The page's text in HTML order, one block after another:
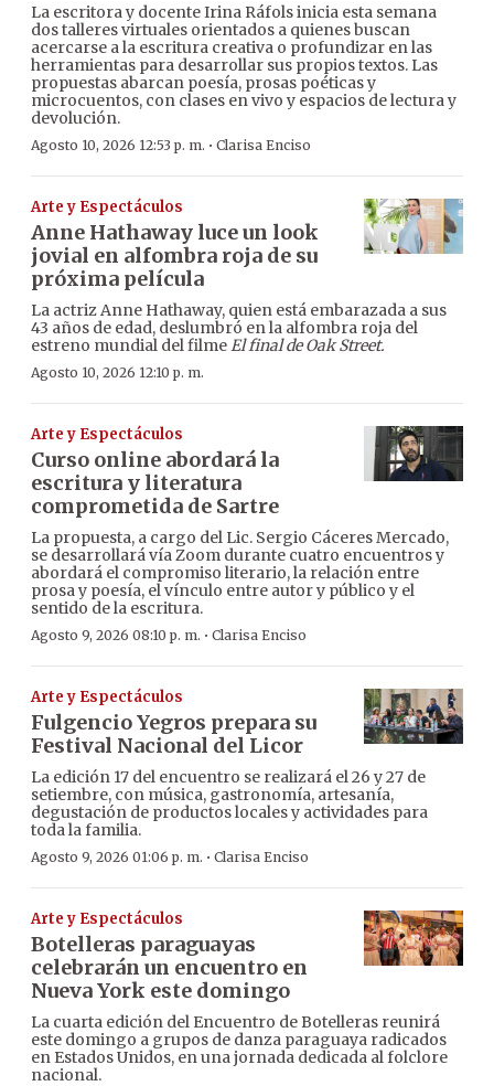
La escritora y docente Irina Ráfols inicia esta semana
dos talleres virtuales orientados a quienes buscan
acercarse a la escritura creativa o profundizar en las
herramientas para desarrollar sus propios textos. Las
propuestas abarcan poesía, prosas poéticas y
microcuentos, con clases en vivo y espacios de lectura y
devolución.
Agosto 10, 2026 12:53 p. m. · Clarisa Enciso
Arte y Espectáculos
Anne Hathaway luce un look
jovial en alfombra roja de su
próxima película
La actriz Anne Hathaway, quien está embarazada a sus
43 años de edad, deslumbró en la alfombra roja del
estreno mundial del filmeEl final de Oak Street.
Agosto 10, 2026 12:10 p. m.
Arte y Espectáculos
Curso online abordará la
escritura y literatura
comprometida de Sartre
La propuesta, a cargo del Lic. Sergio Cáceres Mercado,
se desarrollará vía Zoom durante cuatro encuentros y
abordará el compromiso literario, la relación entre
prosa y poesía, el vínculo entre autor y público y el
sentido de la escritura.
Agosto 9, 2026 08:10 p. m. · Clarisa Enciso
Arte y Espectáculos
Fulgencio Yegros prepara su
Festival Nacional del Licor
La edición 17 del encuentro se realizará el 26 y 27 de
setiembre, con música, gastronomía, artesanía,
degustación de productos locales y actividades para
toda la familia.
Agosto 9, 2026 01:06 p. m. · Clarisa Enciso
Arte y Espectáculos
Botelleras paraguayas
celebrarán un encuentro en
Nueva York este domingo
La cuarta edición del Encuentro de Botelleras reunirá
este domingo a grupos de danza paraguaya radicados
en Estados Unidos, en una jornada dedicada al folclore
nacional.